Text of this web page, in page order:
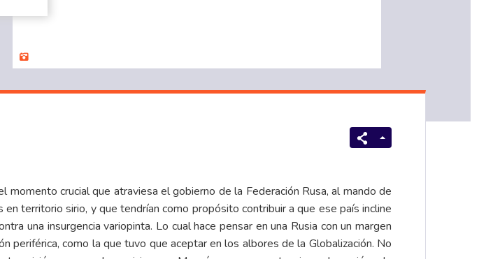
crucial que atraviesa el gobierno de la Federación Rusa, al mando de
territorio sirio, y que tendrían como propósito contribuir a que ese país incline
una insurgencia variopinta. Lo cual hace pensar en una Rusia con un margen
periférica, como la que tuvo que aceptar en los albores de la Globalización. No